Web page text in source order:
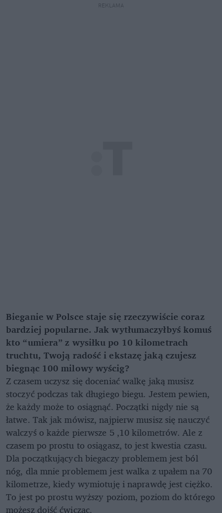
REKLAMA
Bieganie w Polsce staje się rzeczywiście coraz
bardziej popularne. Jak wytłumaczyłbyś komuś
kto “umiera” z wysiłku po 10 kilometrach
truchtu, Twoją radość i ekstazę jaką czujesz
biegnąc 100 milowy wyścig?
Z czasem uczysz się doceniać walkę jaką musisz
stoczyć podczas tak długiego biegu. Jestem pewien,
że każdy może to osiągnąć. Początki nigdy nie są
łatwe. Tak jak mówisz, najpierw musisz się nauczyć
walczyś o każde pierwsze 5 ,10 kilometrów. Ale z
czasem po prostu to osiągasz, to jest kwestia czasu.
Dla początkujących biegaczy problemem jest ból
nóg, dla mnie problemem jest walka z upałem na 70
kilometrze, kiedy wymiotuję i naprawdę jest ciężko.
To jest po prostu wyższy poziom, poziom do którego
możesz dojść ćwicząc.